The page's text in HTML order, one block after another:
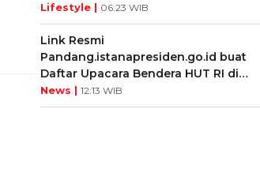
Lifestyle | 06:23 WIB
Link Resmi
Pandang.istanapresiden.go.id buat
Daftar Upacara Bendera HUT RI di
Istana Negara
News | 12:13 WIB